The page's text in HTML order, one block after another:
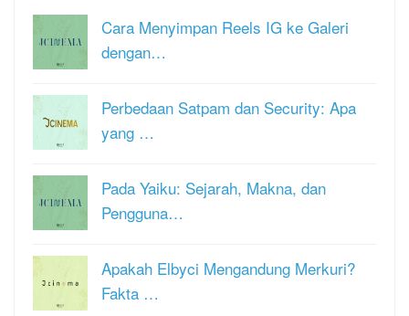
Cara Menyimpan Reels IG ke Galeri
dengan…
Perbedaan Satpam dan Security: Apa
yang …
Pada Yaiku: Sejarah, Makna, dan
Pengguna…
Apakah Elbyci Mengandung Merkuri?
Fakta …